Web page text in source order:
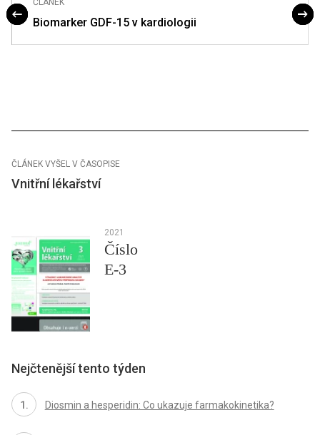
Biomarker GDF-15 v kardiologii
ČLÁNEK VYŠEL V ČASOPISE
Vnitřní lékařství
2021
Číslo
E-3
Nejčtenější tento týden
Diosmin a hesperidin: Co ukazuje farmakokinetika?